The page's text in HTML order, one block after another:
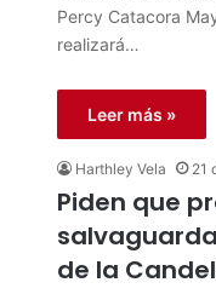
Percy Catacora
realizará…
Leer más »
Harthley Vela 21
Piden que
de la